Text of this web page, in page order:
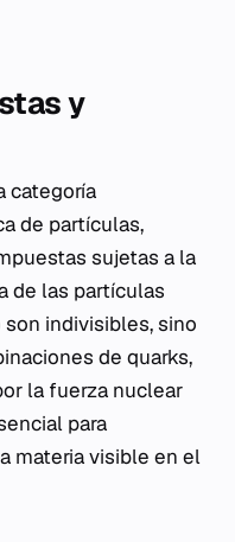
y
categoría
de partículas,
sujetas a la
de las partículas
indivisibles, sino
de quarks,
la fuerza nuclear
para
materia visible en el